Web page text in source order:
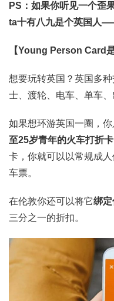
PS：如果你听见一个歪
ta十有八九是个英国人
【Young Person Card
想要玩转英国？英国多
士、渡轮、电车、单车、
如果想环游英国一圈，
至25岁青年的火车打折卡
卡，你就可以以常规成人
车票。
在伦敦你还可以将它绑
三分之一的折扣。